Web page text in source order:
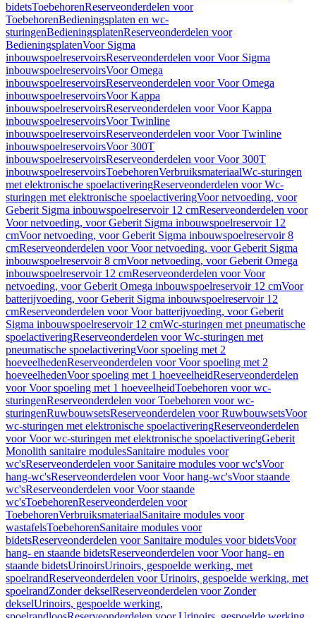
bidetsToebehorenReserveonderdelen voor
ToebehorenBedieningsplaten en wc-
sturingenBedieningsplatenReserveonderdelen voor
BedieningsplatenVoor Sigma
inbouwspoelreservoirsReserveonderdelen voor Voor Sigma
inbouwspoelreservoirsVoor Omega
inbouwspoelreservoirsReserveonderdelen voor Voor Omega
inbouwspoelreservoirsVoor Kappa
inbouwspoelreservoirsReserveonderdelen voor Voor Kappa
inbouwspoelreservoirsVoor Twinline
inbouwspoelreservoirsReserveonderdelen voor Voor Twinline
inbouwspoelreservoirsVoor 300T
inbouwspoelreservoirsReserveonderdelen voor Voor 300T
inbouwspoelreservoirsToebehorenVerbruiksmateriaalWc-sturingen
met elektronische spoelactiveringReserveonderdelen voor Wc-
sturingen met elektronische spoelactiveringVoor netvoeding, voor
Geberit Sigma inbouwspoelreservoir 12 cmReserveonderdelen voor
Voor netvoeding, voor Geberit Sigma inbouwspoelreservoir 12
cmVoor netvoeding, voor Geberit Sigma inbouwspoelreservoir 8
cmReserveonderdelen voor Voor netvoeding, voor Geberit Sigma
inbouwspoelreservoir 8 cmVoor netvoeding, voor Geberit Omega
inbouwspoelreservoir 12 cmReserveonderdelen voor Voor
netvoeding, voor Geberit Omega inbouwspoelreservoir 12 cmVoor
batterijvoeding, voor Geberit Sigma inbouwspoelreservoir 12
cmReserveonderdelen voor Voor batterijvoeding, voor Geberit
Sigma inbouwspoelreservoir 12 cmWc-sturingen met pneumatische
spoelactiveringReserveonderdelen voor Wc-sturingen met
pneumatische spoelactiveringVoor spoeling met 2
hoeveelhedenReserveonderdelen voor Voor spoeling met 2
hoeveelhedenVoor spoeling met 1 hoeveelheidReserveonderdelen
voor Voor spoeling met 1 hoeveelheidToebehoren voor wc-
sturingenReserveonderdelen voor Toebehoren voor wc-
sturingenRuwbouwsetsReserveonderdelen voor RuwbouwsetsVoor
wc-sturingen met elektronische spoelactiveringReserveonderdelen
voor Voor wc-sturingen met elektronische spoelactiveringGeberit
Monolith sanitaire modulesSanitaire modules voor
wc'sReserveonderdelen voor Sanitaire modules voor wc'sVoor
hang-wc'sReserveonderdelen voor Voor hang-wc'sVoor staande
wc'sReserveonderdelen voor Voor staande
wc'sToebehorenReserveonderdelen voor
ToebehorenVerbruiksmateriaalSanitaire modules voor
wastafelsToebehorenSanitaire modules voor
bidetsReserveonderdelen voor Sanitaire modules voor bidetsVoor
hang- en staande bidetsReserveonderdelen voor Voor hang- en
staande bidetsUrinoirsUrinoirs, gespoelde werking, met
spoelrandReserveonderdelen voor Urinoirs, gespoelde werking, met
spoelrandZonder dekselReserveonderdelen voor Zonder
dekselUrinoirs, gespoelde werking,